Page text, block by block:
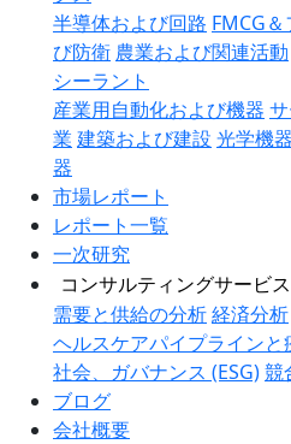
半導体および回路 FMCG＆
び防衛 農業および関連活動
シーラント
産業用自動化および機器
業 建築および建設 光学機
器
市場レポート
レポート一覧
一次研究
コンサルティングサービス
需要と供給の分析経済分析
ヘルスケアパイプラインと
社会、ガバナンス (ESG)競
ブログ
会社概要